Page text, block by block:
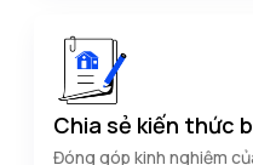
Chia sẻ kiến thức
Đóng góp kinh nghiệm